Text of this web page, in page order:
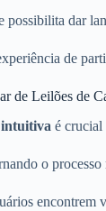
possibilita dar
de
de Leilões de
é crucial
o
encontrem